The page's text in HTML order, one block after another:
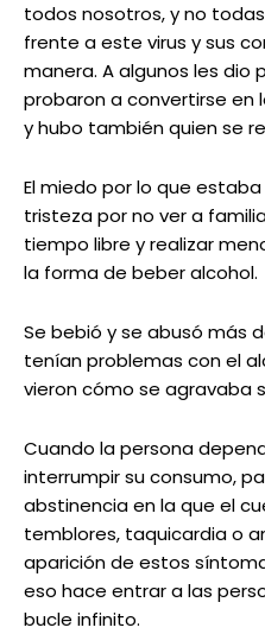
todos nosotros, y no
frente a este virus y sus
manera. A algunos les dio
probaron a convertirse en
y hubo también quien se
El miedo por lo que
tristeza por no ver a
tiempo libre y realizar
la forma de beber alcohol.
Se bebió y se abusó más
tenían problemas con el
vieron cómo se agravaba
Cuando la persona
interrumpir su consumo,
abstinencia en la que el
temblores, taquicardia o
aparición de estos
eso hace entrar a las
bucle infinito.